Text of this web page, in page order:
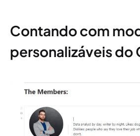
Contando com
personalizáveis do